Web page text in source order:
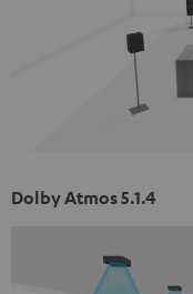
Dolby Atmos 5.1.4